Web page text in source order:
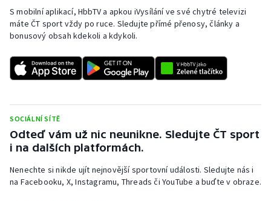
Rychlostní kanoistika
Short track
Sportovní střelba
Triatlon
Veslování
Vodní slalom
S mobilní aplikací, HbbTV a apkou iVysílání ve své chytré televizi
máte ČT sport vždy po ruce. Sledujte přímé přenosy, články a
bonusový obsah kdekoli a kdykoli.
SOCIÁLNÍ SÍTĚ
Odteď vám už nic neunikne. Sledujte ČT sport
i na dalších platformách.
Nenechte si nikde ujít nejnovější sportovní události. Sledujte nás i
na Facebooku, X, Instagramu, Threads či YouTube a buďte v obraze.